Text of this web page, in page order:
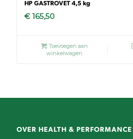
HP GASTROVET 4,5 kg
€165,50
Toevoegen aan
winkelwagen
OVER HEALTH & PERFORMANCE